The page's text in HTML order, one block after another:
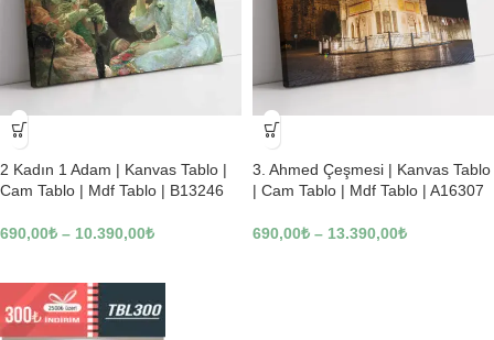
-23%
2 Kadın 1 Adam | Kanvas Tablo |
Cam Tablo | Mdf Tablo | B13246
690,00₺ – 10.390,00₺
-23%
3. Ahmed Çeşmesi | Kanvas Tablo
| Cam Tablo | Mdf Tablo | A16307
690,00₺ – 13.390,00₺